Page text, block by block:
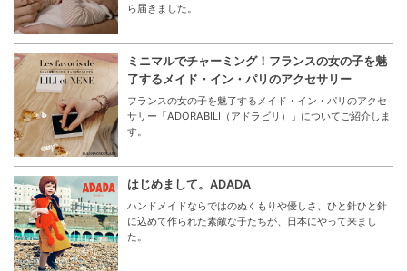
ら届きました。
ミニマルでチャーミング！フランスの女の子を魅
了するメイド・イン・パリのアクセサリー
フランスの女の子を魅了するメイド・イン・パリのアクセ
サリー「ADORABILI（アドラビリ）」についてご紹介しま
す。
はじめまして。ADADA
ハンドメイドならではのぬくもりや優しさ、ひと針ひと針
に込めて作られた素敵な子たちが、日本にやって来まし
た。